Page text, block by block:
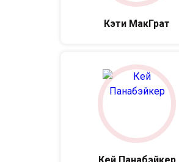
Кэти МакГрат